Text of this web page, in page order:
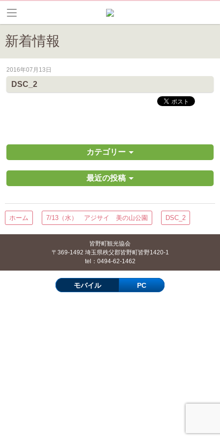
新着情報
皆野町のイベントやお祭り、花情報等の最新情報や観光協会会員情報
2016年07月13日
DSC_2
カテゴリー
最近の投稿
ホーム 7/13（水） アジサイ 美の山公園 DSC_2
皆野町観光協会
〒369-1492 埼玉県秩父郡皆野町皆野1420-1
tel：0494-62-1462
モバイル PC